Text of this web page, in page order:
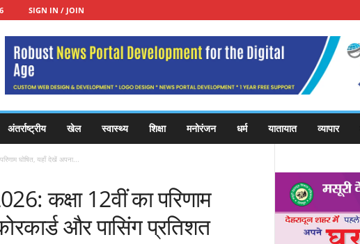
SIGN IN / JOIN
अंतर्राष्ट्रीय खेल स्वास्थ्य शिक्षा मनोरंजन धर्म यातायात व्यापार
घोषित, यहाँ देखें अपना...
कक्षा 12वीं का परिणाम
और पासिंग प्रतिशत